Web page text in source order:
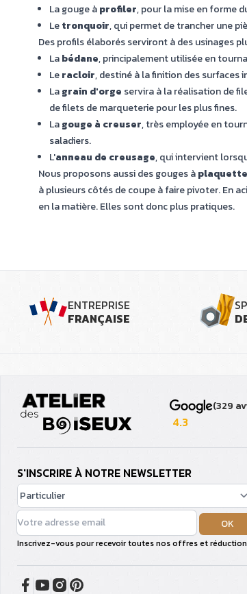
La gouge àprofiler, pour la mise en forme
Letronquoir, qui permet de trancher une
Des profils élaborés serviront à des usinages
Labédane, principalement utilisée en
Leracloir, destiné à la finition des surfaces
Lagrain d'orge servira à la réalisation de
de filets de marqueterie pour les plus fines.
Lagouge à creuser, très employée en
saladiers.
L'anneau de creusage, qui intervient
Nous proposons aussi des gouges à
à plusieurs côtés de coupe à faire pivoter. En
en la matière. Elles sont donc plus pratiques.
ENTREPRISE
FRANÇAISE
(329
4.3
S'INSCRIRE À NOTRE NEWSLETTER
OK
Inscrivez-vous pour recevoir toutes nos offres et